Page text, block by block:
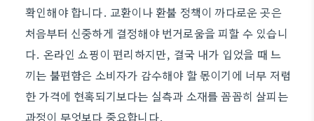
확인해야 합니다. 교환이나 환불 정책이 까다로운 곳은
처음부터 신중하게 결정해야 번거로움을 피할 수 있습니
다. 온라인 쇼핑이 편리하지만, 결국 내가 입었을 때 느
끼는 불편함은 소비자가 감수해야 할 몫이기에 너무 저렴
한 가격에 현혹되기보다는 실측과 소재를 꼼꼼히 살피는
과정이 무엇보다 중요합니다.